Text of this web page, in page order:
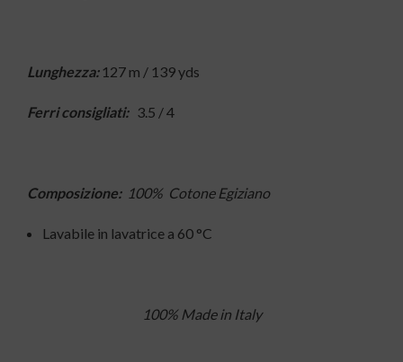
Lunghezza: 127 m / 139 yds
Ferri consigliati: 3.5 / 4
Composizione: 100% Cotone Egiziano
Lavabile in lavatrice a 60 °C
100% Made in Italy